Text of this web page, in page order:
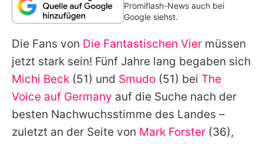
Redaktionelle Richtlinien
Impressum
Datenschutzerklärung
Nutzungsbedingungen
Utiq verwalten
Promiflash-News auch bei
Google siehst.
Die Fans von Die Fantastischen Vier müssen
jetzt stark sein! Fünf Jahre lang begaben sich
Michi Beck (51) und Smudo (51) bei The
Voice auf Germany auf die Suche nach der
besten Nachwuchsstimme des Landes –
zuletzt an der Seite von Mark Forster (36),